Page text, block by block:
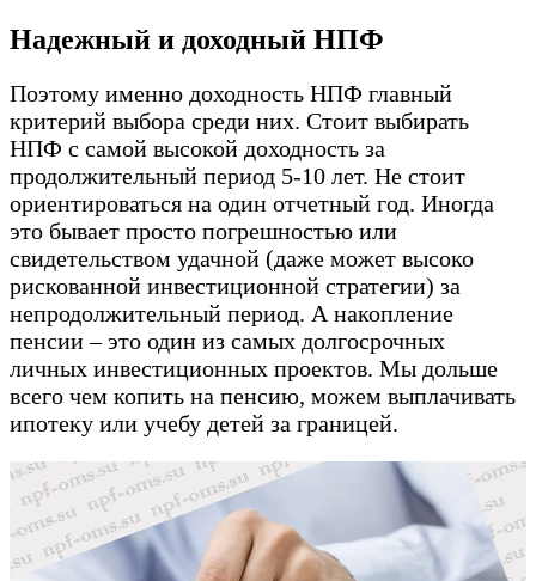
Надежный и доходный НПФ
Поэтому именно доходность НПФ главный
критерий выбора среди них. Стоит выбирать
НПФ с самой высокой доходность за
продолжительный период 5-10 лет. Не стоит
ориентироваться на один отчетный год. Иногда
это бывает просто погрешностью или
свидетельством удачной (даже может высоко
рискованной инвестиционной стратегии) за
непродолжительный период. А накопление
пенсии – это один из самых долгосрочных
личных инвестиционных проектов. Мы дольше
всего чем копить на пенсию, можем выплачивать
ипотеку или учебу детей за границей.